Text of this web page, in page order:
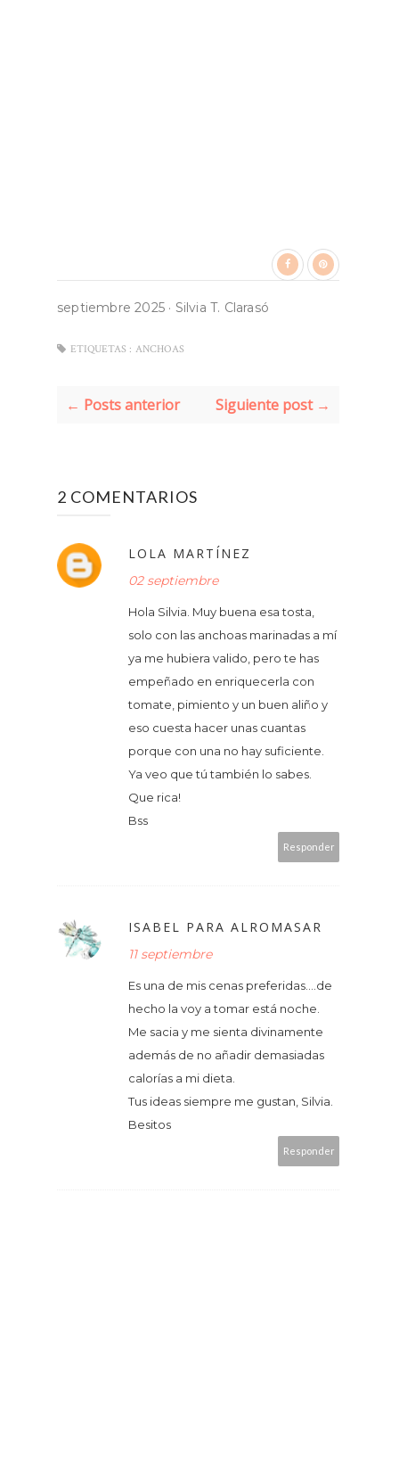
septiembre 2025 · Silvia T. Clarasó
ETIQUETAS : ANCHOAS
← Posts anterior Siguiente post →
2 COMENTARIOS
LOLA MARTÍNEZ
02 septiembre
Hola Silvia. Muy buena esa tosta,
solo con las anchoas marinadas a mí
ya me hubiera valido, pero te has
empeñado en enriquecerla con
tomate, pimiento y un buen aliño y
eso cuesta hacer unas cuantas
porque con una no hay suficiente.
Ya veo que tú también lo sabes.
Que rica!
Bss
Responder
ISABEL PARA ALROMASAR
11 septiembre
Es una de mis cenas preferidas....de
hecho la voy a tomar está noche.
Me sacia y me sienta divinamente
además de no añadir demasiadas
calorías a mi dieta.
Tus ideas siempre me gustan, Silvia.
Besitos
Responder